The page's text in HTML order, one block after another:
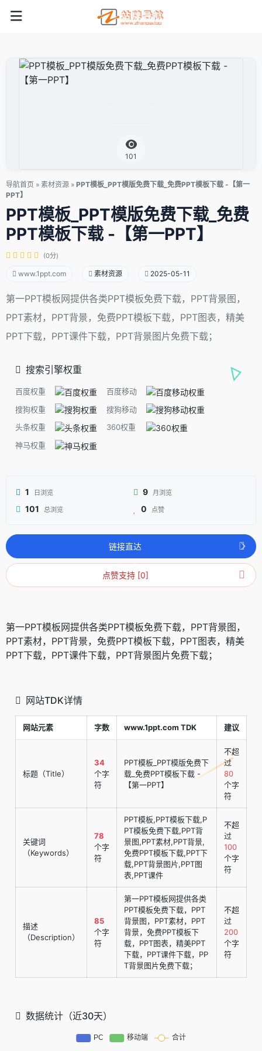
101
导航首页 » 素材资源 » PPT模板_PPT模版免费下载_免费PPT模板下载 -【第一
PPT】
PPT模板_PPT模版免费下载_免费
PPT模板下载 -【第一PPT】
(0分)
www.1ppt.com 素材资源 2025-05-11
第一PPT模板网提供各类PPT模板免费下载，PPT背景图，
PPT素材，PPT背景，免费PPT模板下载，PPT图表，精美
PPT下载，PPT课件下载，PPT背景图片免费下载；
搜索引擎权重
百度权重
百度移动
搜狗权重
搜狗移动
头条权重
360权重
神马权重
1 日浏览 9 月浏览
101 总浏览 0 点赞
链接直达
点赞支持 [0]
第一PPT模板网提供各类PPT模板免费下载，PPT背景图，
PPT素材，PPT背景，免费PPT模板下载，PPT图表，精美
PPT下载，PPT课件下载，PPT背景图片免费下载；
网站TDK详情
网站元素 字数 www.1ppt.com TDK 建议
标题（Title）
34
个字
符
PPT模板_PPT模版免费下
载_免费PPT模板下载 -
【第一PPT】
不超
过
80
个字
符
关键词
（Keywords）
78
个字
符
PPT模板,PPT模板下载,P
PT模板免费下载,PPT背
景图,PPT素材,PPT背景,
免费PPT模板下载,PPT下
载,PPT背景图片,PPT图
表,PPT课件
不超
过
100
个字
符
描述
（Description）
85
个字
符
第一PPT模板网提供各类
PPT模板免费下载，PPT
背景图，PPT素材，PPT
背景，免费PPT模板下
载，PPT图表，精美PPT
下载，PPT课件下载，PP
T背景图片免费下载；
不超
过
200
个字
符
数据统计（近30天）